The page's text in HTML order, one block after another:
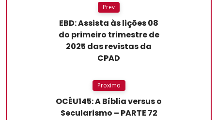
Prev
EBD: Assista às lições 08
do primeiro trimestre de
2025 das revistas da
CPAD
Proximo
OCÉU145: A Bíblia versus o
Secularismo – PARTE 72